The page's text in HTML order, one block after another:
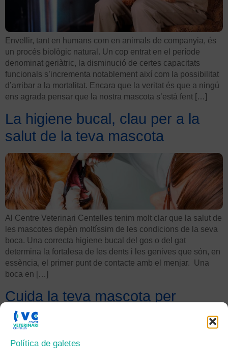
Política de galetes
Envellir, tant en humans com en animals de companyia, és
un procés biològic natural. Un cop entrat en el període
denominat geriàtric, la disminució de certes capacitats
funcionals s’incrementa notablement així com la possibilitat
d’arribar a la mortalitat. Encara que la veritat és que a ningú
ens agrada pensar que la nostra mascota s’està fent […]
La higiene bucal, clau per a la
salut de la teva mascota
Al Centre Veterinari Centelles tenim molt clar que la salut de
les mascotes depèn moltíssim de les condicions de la seva
boca. Una correcta higiene bucal del gos o del gat
determina la fortalesa de les dents i les genives que són, en
essència, el primer punt de contacte amb el menjar. Una
boca en […]
Cuida la teva mascota per
passar un feliç estiu